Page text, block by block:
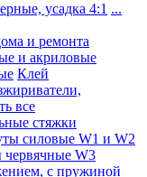
усадка 4:1 ...
и ремонта
и акриловые
Клей
все
стяжки
силовые W1 и W2
W3
с пружиной